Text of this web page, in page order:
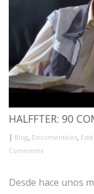
HALFFTER: 90
| Blog, Documentales,
Comments
Desde hace unos